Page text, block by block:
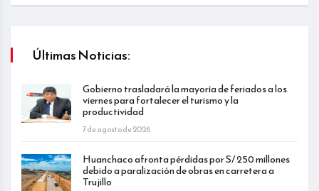
Últimas Noticias:
Gobierno trasladará la mayoría de feriados a los
viernes para fortalecer el turismo y la
productividad
7 de agosto de 2026
Huanchaco afronta pérdidas por S/ 250 millones
debido a paralización de obras en carretera a
Trujillo